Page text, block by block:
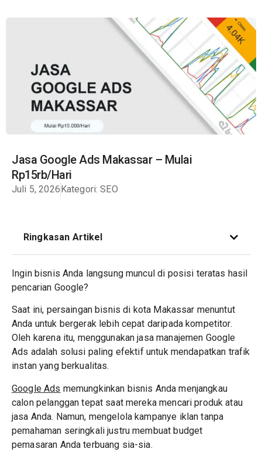
Jasa Google Ads Makassar – Mulai
Rp15rb/Hari
Juli 5, 2026Kategori: SEO
Ringkasan Artikel
Ingin bisnis Anda langsung muncul di posisi teratas hasil
pencarian Google?
Saat ini, persaingan bisnis di kota Makassar menuntut
Anda untuk bergerak lebih cepat daripada kompetitor.
Oleh karena itu, menggunakan jasa manajemen Google
Ads adalah solusi paling efektif untuk mendapatkan trafik
instan yang berkualitas.
Google Ads memungkinkan bisnis Anda menjangkau
calon pelanggan tepat saat mereka mencari produk atau
jasa Anda. Namun, mengelola kampanye iklan tanpa
pemahaman seringkali justru membuat budget
pemasaran Anda terbuang sia-sia.